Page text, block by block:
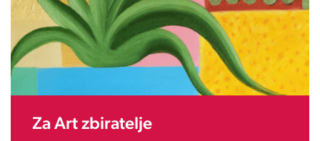
Za Art zbiratelje